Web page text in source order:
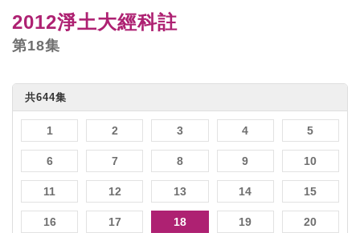
2012淨土大經科註
第18集
共644集
1 2 3 4 5
6 7 8 9 10
11 12 13 14 15
16 17 18 19 20